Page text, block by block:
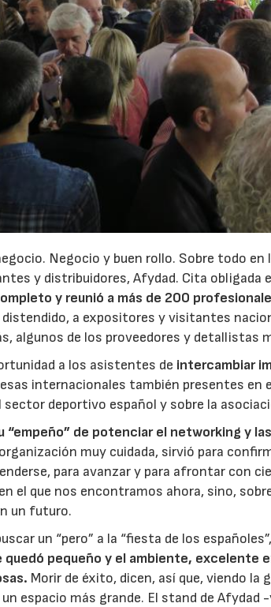
Negocio y buen rollo. Sobre todo
y distribuidores, Afydad. Cita obligada
y reunió a más de 200
a expositores y visitantes
algunos de los proveedores y detallistas
a los asistentes de intercambiar
internacionales también presentes en
sector deportivo español y sobre la
“empeño” de potenciar el networking y
muy cuidada, sirvió para
para avanzar y para afrontar con
el que nos encontramos ahora, sino,
un futuro.
un “pero” a la “fiesta de los
quedó pequeño y el ambiente, excelente
Morir de éxito, dicen, así que, viendo
espacio más grande. El stand de Afydad
23/07/